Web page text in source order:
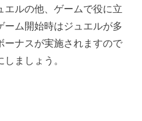
エルの他、ゲームで役に立
ーム開始時はジュエルが多
ーナスが実施されますので
ましょう。